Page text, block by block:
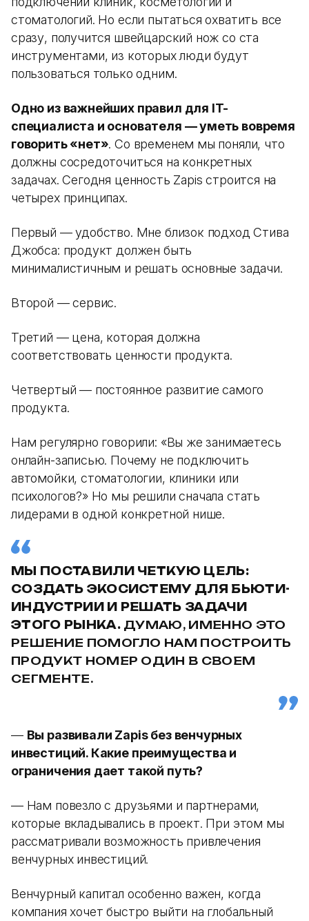
стоматологий. Но если пытаться охватить все
сразу, получится швейцарский нож со ста
инструментами, из которых люди будут
пользоваться только одним.
Одно из важнейших правил для IT-
специалиста и основателя — уметь вовремя
говорить «нет». Со временем мы поняли, что
должны сосредоточиться на конкретных
задачах. Сегодня ценность Zapis строится на
четырех принципах.
Первый — удобство. Мне близок подход Стива
Джобса: продукт должен быть
минималистичным и решать основные задачи.
Второй — сервис.
Третий — цена, которая должна
соответствовать ценности продукта.
Четвертый — постоянное развитие самого
продукта.
Нам регулярно говорили: «Вы же занимаетесь
онлайн-записью. Почему не подключить
автомойки, стоматологии, клиники или
психологов?» Но мы решили сначала стать
лидерами в одной конкретной нише.
МЫ ПОСТАВИЛИ ЧЕТКУЮ ЦЕЛЬ:
СОЗДАТЬ ЭКОСИСТЕМУ ДЛЯ БЬЮТИ-
ИНДУСТРИИ И РЕШАТЬ ЗАДАЧИ
ЭТОГО РЫНКА. ДУМАЮ, ИМЕННО ЭТО
РЕШЕНИЕ ПОМОГЛО НАМ ПОСТРОИТЬ
ПРОДУКТ НОМЕР ОДИН В СВОЕМ
СЕГМЕНТЕ.
— Вы развивали Zapis без венчурных
инвестиций. Какие преимущества и
ограничения дает такой путь?
— Нам повезло с друзьями и партнерами,
которые вкладывались в проект. При этом мы
рассматривали возможность привлечения
венчурных инвестиций.
Венчурный капитал особенно важен, когда
компания хочет быстро выйти на глобальный